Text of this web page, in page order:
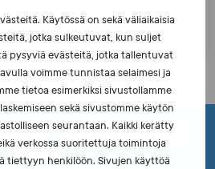
Käytössä on sekä väliaikaisia
jotka sulkeutuvat, kun suljet
pysyviä evästeitä, jotka tallentuvat
voimme tunnistaa selaimesi ja
tietoa esimerkiksi sivustollamme
sekä sivustomme käytön
seurantaan. Kaikki kerätty
verkossa suoritettuja toimintoja
tiettyyn henkilöön. Sivujen käyttöä
2012
YOU'RE LOOKING
FOR?